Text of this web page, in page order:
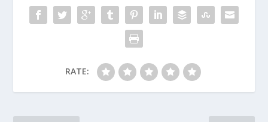
RATE: